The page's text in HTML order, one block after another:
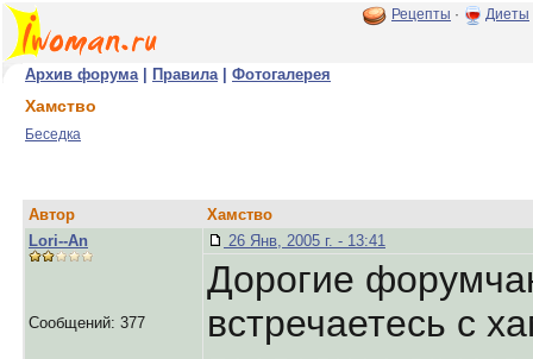
Рецепты · Диеты
Архив форума| Правила| Фотогалерея
Хамство
Беседка
Автор
Хамство
Lori--An
Сообщений: 377
26 Янв, 2005 г. - 13:41
Дорогие
встречаетесь с